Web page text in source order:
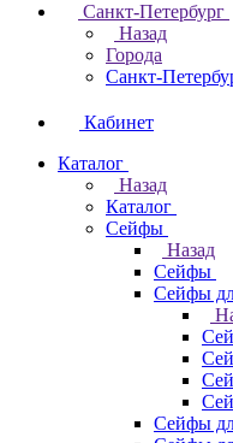
Санкт-Петербург
Назад
Города
Санкт-
Кабинет
Каталог
Назад
Каталог
Cейфы
Назад
Cейфы
Cейфы
Cейфы